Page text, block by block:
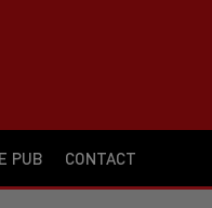
PUB CONTACT